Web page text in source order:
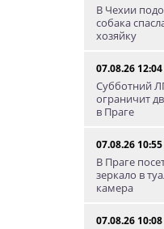
В Чехии
собака
хозяйку
07.08.26 12:04
Субботний
ограничит
в Праге
07.08.26 10:55
В Праге
зеркало в
камера
07.08.26 10:08